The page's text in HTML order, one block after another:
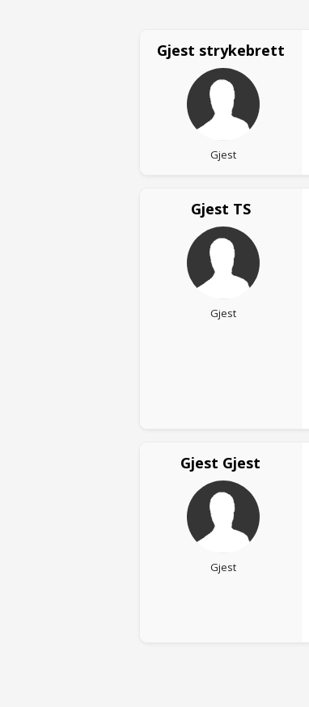
Gjest strykebrett
Gjest
Gjest TS
Gjest
Gjest Gjest
Gjest